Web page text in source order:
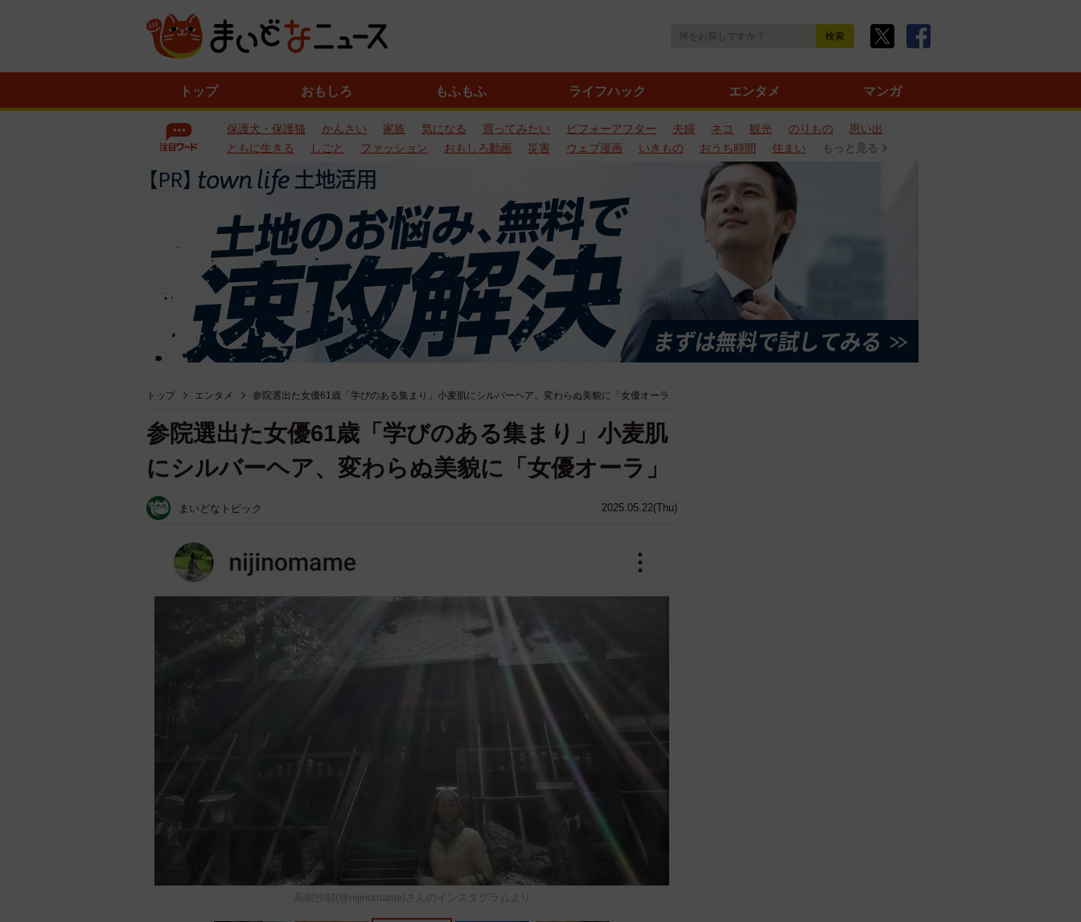
トップ おもしろ もふもふ ライフハック エンタメ マンガ
保護犬・保護猫 かんさい 家族 気になる 買ってみたい ビフォーアフター 夫婦 ネコ 観光 のりもの
思い出
ともに生きる
しごと ファッション おもしろ動画 災害 ウェブ漫画 いきもの おうち時間 住まい もっと見る
トップ エンタメ 参院選出た女優61歳「学びのある集まり」小麦肌にシルバーヘア、変わらぬ美貌に「女優オーラ
2025.05.22(Thu)
参院選出た女優61歳「学びのある集まり」小麦肌
にシルバーヘア、変わらぬ美貌に「女優オーラ」
まいどなトピック
高樹沙耶(@nijinomame)さんのインスタグラムより